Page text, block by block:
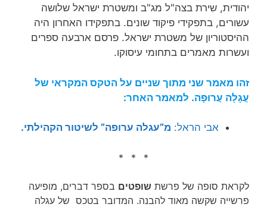
יהודית, שירת בצה"ל מג"ב ומשטרת ישראל שלושה
עשורים, בתפקידי פיקוד שונים. בתפקידו האחרון היה
ההיסטוריון של משטרת ישראל. פרסם ארבעה ספרים
ועשרות מאמרים בתחומי עיסוקו.
זהו מאמר שני מתוך שניים על הטקס המקראי של
עֲגָלָה עֲרוּפָה. למאמר האחר:
אבי הראל: מ”עגלה ערופה” לשיטור הקהילתי.
* * *
לקראת סופה של פרשת שופטים בספר דברים, מופיעה
פרשייה שקשה מאוד להבנה. המדובר בטכס של עגלה